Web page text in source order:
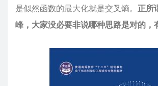
是似然函数的最大化就是交叉熵。 正所
峰，大家没必要非说哪种思路是对的，